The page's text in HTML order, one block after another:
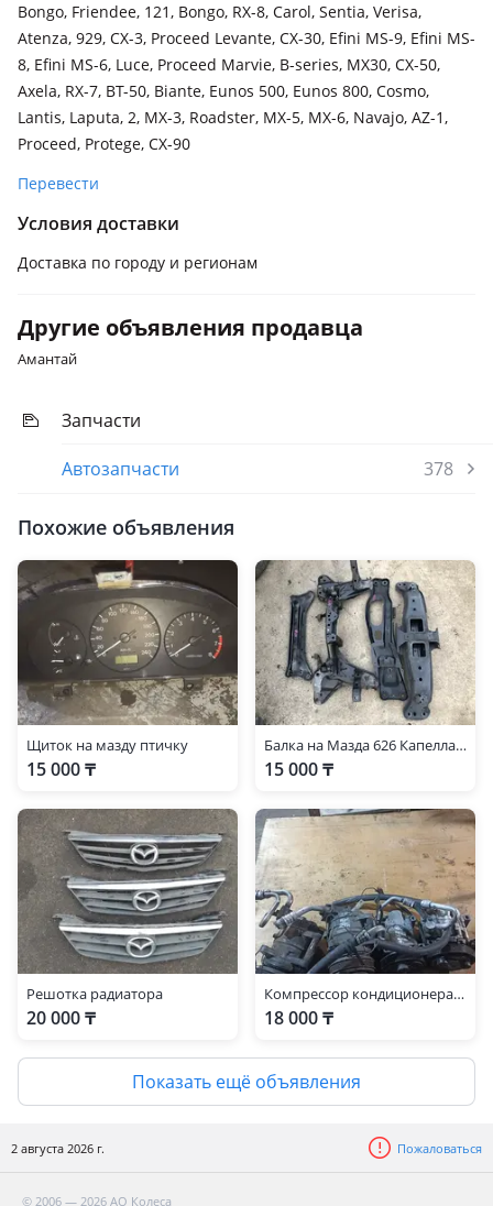
Bongo, Friendee, 121, Bongo, RX-8, Carol, Sentia, Verisa,
Atenza, 929, CX-3, Proceed Levante, CX-30, Efini MS-9, Efini MS-
8, Efini MS-6, Luce, Proceed Marvie, B-series, MX30, CX-50,
Axela, RX-7, BT-50, Biante, Eunos 500, Eunos 800, Cosmo,
Lantis, Laputa, 2, MX-3, Roadster, MX-5, MX-6, Navajo, AZ-1,
Proceed, Protege, CX-90
Перевести
Условия доставки
Доставка по городу и регионам
Другие объявления продавца
Амантай
Запчасти
Автозапчасти
378
Похожие объявления
Щиток на мазду птичку
15 000 ₸
Балка на Мазда 626 Капелла gf8p
15 000 ₸
Решотка радиатора
20 000 ₸
Компрессор кондиционера 2.2.2.5
18 000 ₸
Показать ещё объявления
2 августа 2026 г. Пожаловаться
© 2006 — 2026 АО Колеса